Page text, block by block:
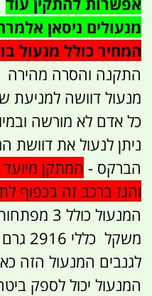
מנעולים ניסאן
המחיר כולל מנעול
התקנה והסרה מהירה
מנעול דוושה למניעת
כל אדם לא מורשה
ניתן לנעול את דוושת
הברקס - המתקן
והגז ברכב זה בכפוף
המנעול כולל 3 מפתחות
משקל כללי 2916 גרם - מתקן כולל המנעול
לגנבים המנעול הזה
המנעול יכול לספק